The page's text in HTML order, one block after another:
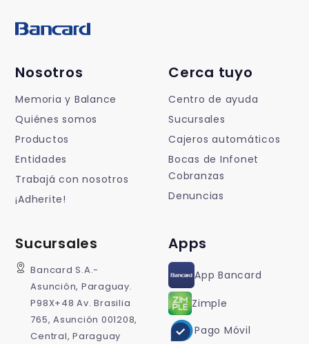
Nosotros
Memoria y Balance
Quiénes somos
Productos
Entidades
Trabajá con nosotros
¡Adherite!
Cerca tuyo
Centro de ayuda
Sucursales
Cajeros automáticos
Bocas de Infonet
Cobranzas
Denuncias
Sucursales
Bancard S.A.-
Asunción, Paraguay.
P98X+48 Av. Brasilia
765, Asunción 001208,
Central, Paraguay
Apps
App Bancard
Zimple
Pago Móvil